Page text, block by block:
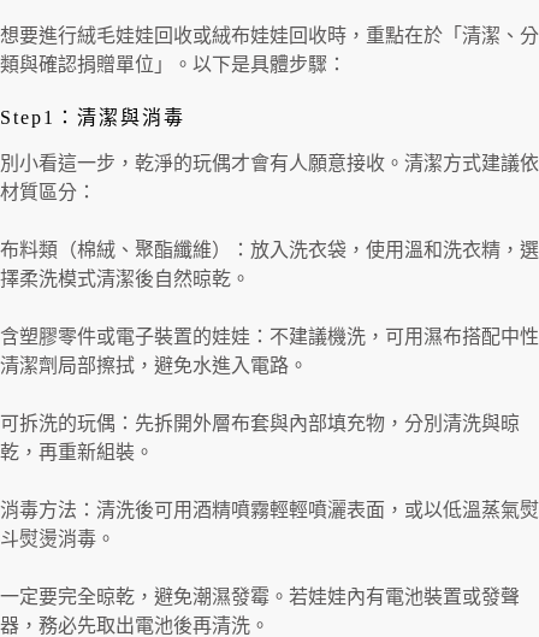
想要進行絨毛娃娃回收或絨布娃娃回收時，重點在於「清潔、分
類與確認捐贈單位」。以下是具體步驟：
Step1：清潔與消毒
別小看這一步，乾淨的玩偶才會有人願意接收。清潔方式建議依
材質區分：
布料類（棉絨、聚酯纖維）：放入洗衣袋，使用溫和洗衣精，選
擇柔洗模式清潔後自然晾乾。
含塑膠零件或電子裝置的娃娃：不建議機洗，可用濕布搭配中性
清潔劑局部擦拭，避免水進入電路。
可拆洗的玩偶：先拆開外層布套與內部填充物，分別清洗與晾
乾，再重新組裝。
消毒方法：清洗後可用酒精噴霧輕輕噴灑表面，或以低溫蒸氣熨
斗熨燙消毒。
一定要完全晾乾，避免潮濕發霉。若娃娃內有電池裝置或發聲
器，務必先取出電池後再清洗。